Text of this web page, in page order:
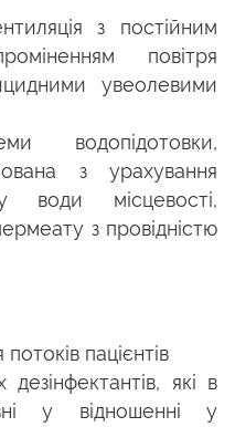
з постійним
повітря
увеолевими
водопідотовки,
з урахування
води місцевості,
з провідністю
пацієнтів
які в
у відношенні у